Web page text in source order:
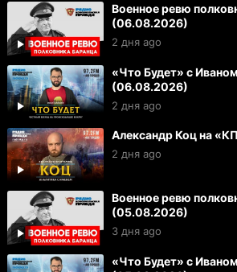
Военное ревю
(06.08.2026)
2 дня ago
«Что Будет» с
(06.08.2026)
2 дня ago
Александр Коц на
2 дня ago
Военное ревю
(05.08.2026)
3 дня ago
«Что Будет» с